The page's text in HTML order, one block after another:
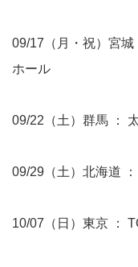
09/17（月・祝）宮
ホール
09/22（土）群馬 ：
09/29（土）北海道
10/07（日）東京 ：